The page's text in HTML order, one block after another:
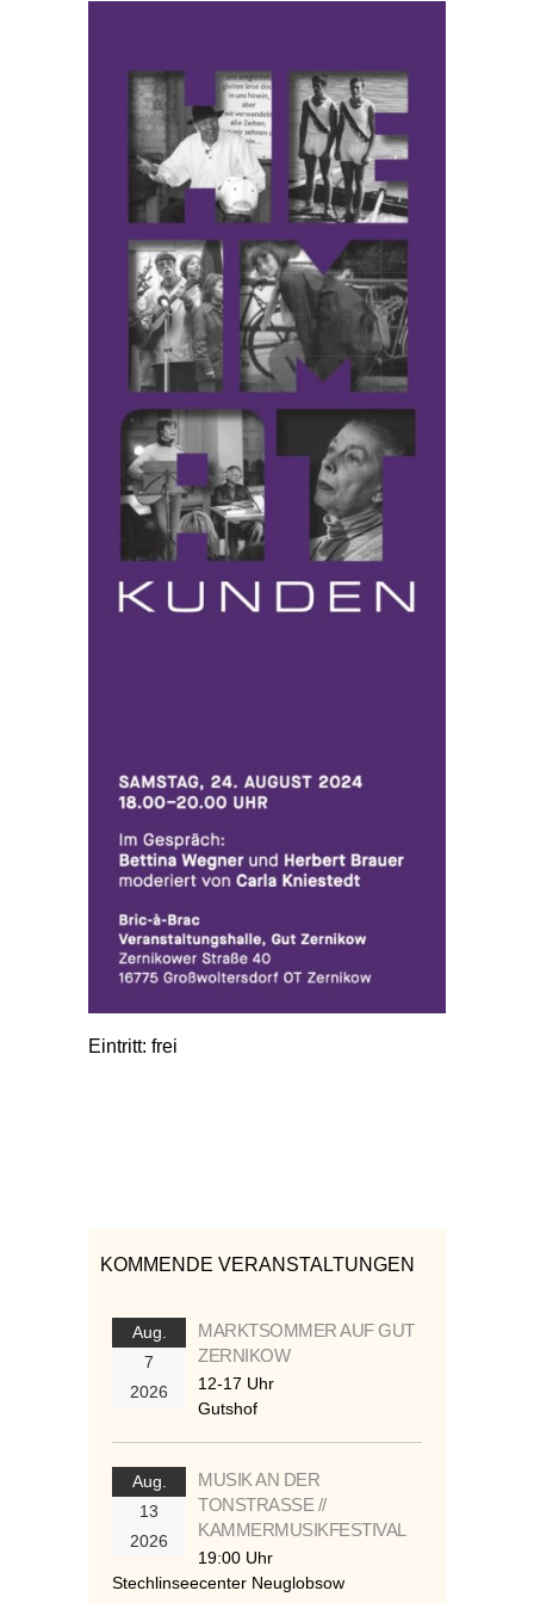
Eintritt: frei
KOMMENDE VERANSTALTUNGEN
Aug.
7
2026
MARKTSOMMER AUF GUT
ZERNIKOW
12-17 Uhr
Gutshof
Aug.
13
2026
MUSIK AN DER
TONSTRASSE //
KAMMERMUSIKFESTIVAL
19:00 Uhr
Stechlinseecenter Neuglobsow